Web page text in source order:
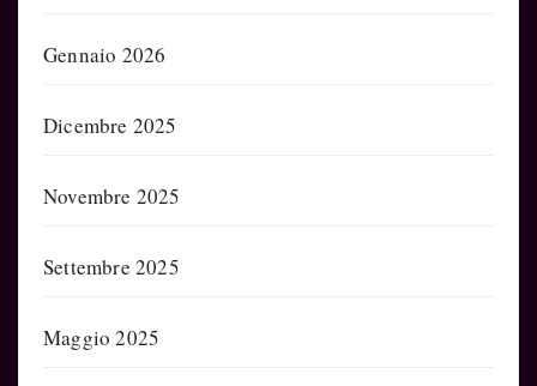
Gennaio 2026
Dicembre 2025
Novembre 2025
Settembre 2025
Maggio 2025